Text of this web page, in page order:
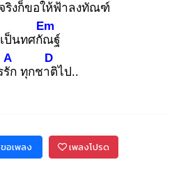
ริงก็ขอให้ฟ้าลงทัณฑ์
ป็นทศกัณ
Em
ฐ์
รัก
A
ทุกชาติ
D
ไป..
ขอเพลง เพลงโปรด